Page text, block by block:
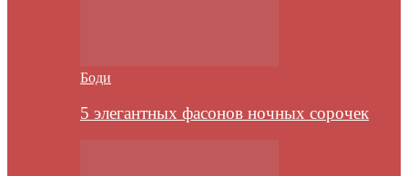
Боди
5 элегантных фасонов ночных сорочек